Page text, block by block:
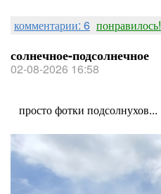
комментарии: 6 понравилось!
солнечное-подсолнечное
02-08-2026 16:58
просто фотки подсолнухов...